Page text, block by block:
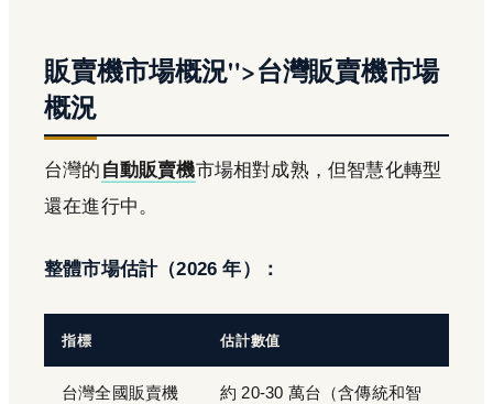
販賣機市場概況">台灣販賣機市場
概況
台灣的 自動販賣機市場相對成熟，但智慧化轉型
還在進行中。
整體市場估計（2026 年）：
指標 估計數值
台灣全國販賣機
約 20-30 萬台（含傳統和智